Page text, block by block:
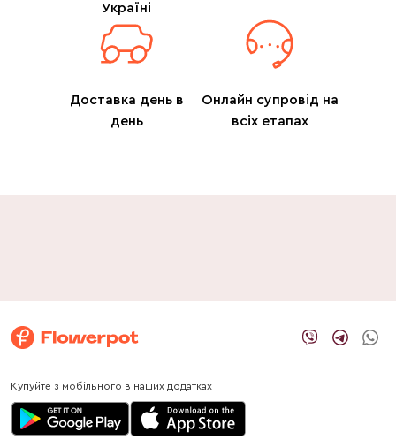
Україні
Доставка день в
день
Онлайн супровід на
всіх етапах
Купуйте з мобільного в наших додатках